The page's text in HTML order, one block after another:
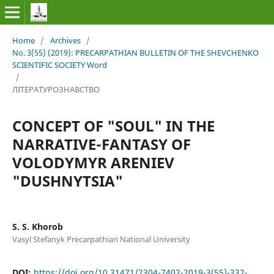
Home / Archives /
No. 3(55) (2019): PRECARPATHIAN BULLETIN OF THE SHEVCHENKO
SCIENTIFIC SOCIETY Word
/
ЛІТЕРАТУРОЗНАВСТВО
CONCEPT OF "SOUL" IN THE
NARRATIVE-FANTASY OF
VOLODYMYR ARENIEV
"DUSHNYTSIA"
S. S. Khorob
Vasyl Stefanyk Precarpathian National University